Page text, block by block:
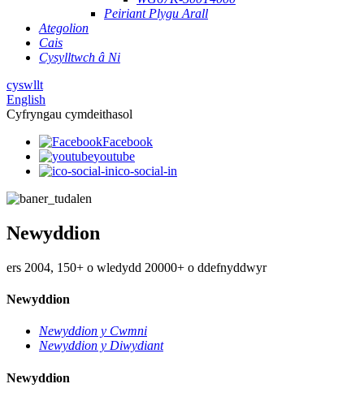
Peiriant Plygu Arall
Ategolion
Cais
Cysylltwch â Ni
cyswllt
English
Cyfryngau cymdeithasol
Facebook
youtube
ico-social-in
Newyddion
ers 2004, 150+ o wledydd 20000+ o ddefnyddwyr
Newyddion
Newyddion y Cwmni
Newyddion y Diwydiant
Newyddion